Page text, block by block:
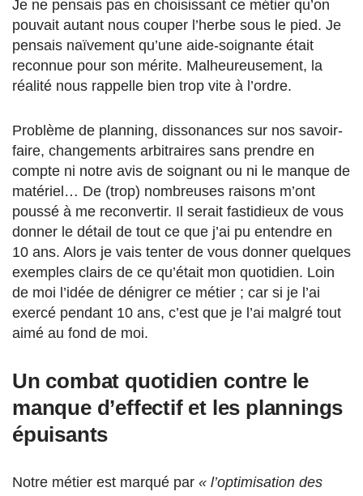
Je ne pensais pas en choisissant ce métier qu’on
pouvait autant nous couper l’herbe sous le pied. Je
pensais naïvement qu’une aide-soignante était
reconnue pour son mérite. Malheureusement, la
réalité nous rappelle bien trop vite à l’ordre.
Problème de planning, dissonances sur nos savoir-
faire, changements arbitraires sans prendre en
compte ni notre avis de soignant ou ni le manque de
matériel… De (trop) nombreuses raisons m’ont
poussé à me reconvertir. Il serait fastidieux de vous
donner le détail de tout ce que j’ai pu entendre en
10 ans. Alors je vais tenter de vous donner quelques
exemples clairs de ce qu’était mon quotidien. Loin
de moi l’idée de dénigrer ce métier ; car si je l’ai
exercé pendant 10 ans, c’est que je l’ai malgré tout
aimé au fond de moi.
Un combat quotidien contre le
manque d’effectif et les plannings
épuisants
Notre métier est marqué par « l’optimisation des